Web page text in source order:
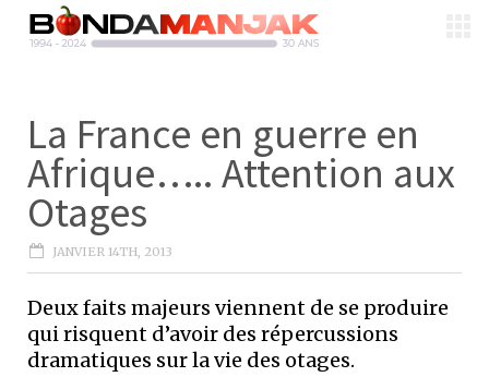
La France en guerre en
Afrique….. Attention aux
Otages
JANVIER 14TH, 2013
Deux faits majeurs viennent de se produire
qui risquent d’avoir des répercussions
dramatiques sur la vie des otages.